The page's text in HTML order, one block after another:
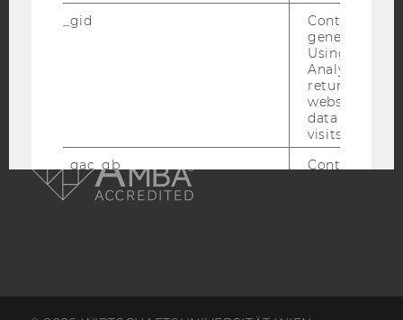
EQUIS
_gid
Contains a
generated
Using this
Analytics can
returning
website and
data from
visits.
_gac_gb
Contains
cookie.